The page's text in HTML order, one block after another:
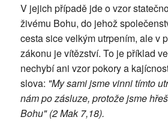
V jejich případě jde o vzor
živému Bohu, do jehož
cesta sice velkým utrpením, ale v
zákonu je vítězství. To je příklad
nechybí ani vzor pokory a
slova: "My sami jsme vinni tímto
nám po zásluze, protože jsme
Bohu" (2 Mak 7,18).